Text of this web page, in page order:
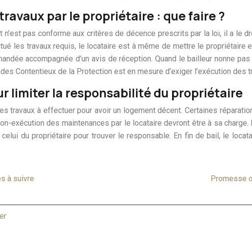
par le propriétaire : que faire ?
pas conforme aux critères de décence prescrits par la loi, il a le
les travaux requis, le locataire est à même de mettre le
accompagnée d’un avis de réception. Quand le bailleur nonne
Contentieux de la Protection est en mesure d’exiger l’exécution des
limiter la responsabilité du propriétaire
travaux à effectuer pour avoir un logement décent. Certaines
exécution des maintenances par le locataire devront être à sa
du propriétaire pour trouver le responsable. En fin de bail, le
à suivre Promesse